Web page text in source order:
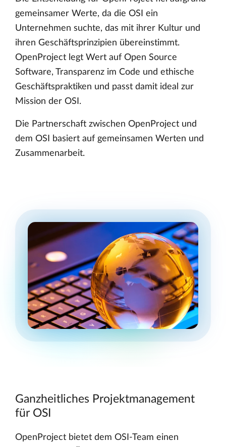
gemeinsamer Werte, da die OSI ein
Unternehmen suchte, das mit ihrer Kultur und
ihren Geschäftsprinzipien übereinstimmt.
OpenProject legt Wert auf Open Source
Software, Transparenz im Code und ethische
Geschäftspraktiken und passt damit ideal zur
Mission der OSI.
Die Partnerschaft zwischen OpenProject und
dem OSI basiert auf gemeinsamen Werten und
Zusammenarbeit.
Ganzheitliches Projektmanagement
für OSI
OpenProject bietet dem OSI-Team einen